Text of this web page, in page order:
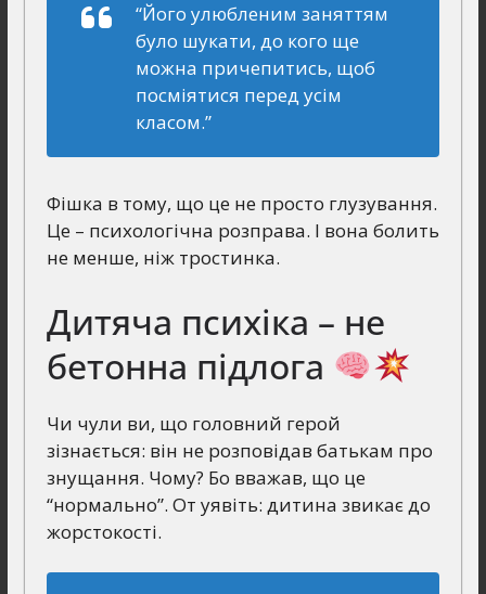
“Його улюбленим заняттям
було шукати, до кого ще
можна причепитись, щоб
посміятися перед усім
класом.”
Фішка в тому, що це не просто глузування.
Це – психологічна розправа. І вона болить
не менше, ніж тростинка.
Дитяча психіка – не
бетонна підлога
Чи чули ви, що головний герой
зізнається: він не розповідав батькам про
знущання. Чому? Бо вважав, що це
“нормально”. От уявіть: дитина звикає до
жорстокості.